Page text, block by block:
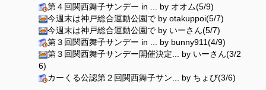
第４回関西舞子サンデー in ... by オオム(5/9)
今週末は神戸総合運動公園で by otakuppoi(5/7)
今週末は神戸総合運動公園で by いーさん(5/7)
第３回関西舞子サンデー in ... by bunny911(4/9)
第３回関西舞子サンデー開催決定... by いーさん(3/2
6)
カーくる公認第２回関西舞子サン... by ちょび(3/6)